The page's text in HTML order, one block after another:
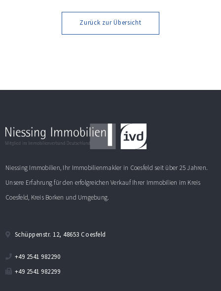
Zurück zur Übersicht
Niessing Immobilien, Ihr Immobilienmakler in Coesfeld seit über 25 Jahren.
Unsere Erfahrung für den erfolgreichen Verkauf Ihrer Immobilien im Kreis
Coesfeld, Kreis Borken und Umgebung.
Schüppenstr. 12, 48653 Coesfeld
+49 2541 982290
+49 2541 982299